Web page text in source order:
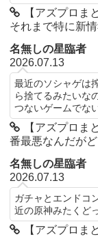
【アズプロま
それまで特に新
名無しの星臨者
2026.07.13
最近のソシャゲは
ら捨てるみたいな
つないゲームでな
【アズプロま
番最悪なんだが
名無しの星臨者
2026.07.13
ガチャとエンドコ
近の原神みたくど
【アズプロま